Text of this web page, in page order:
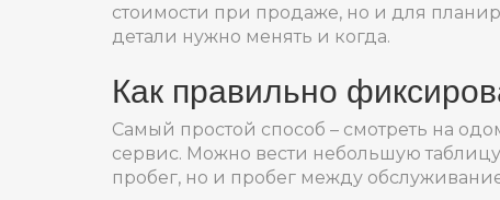
стоимости при продаже, но и для
детали нужно менять и когда.
Как правильно
Самый простой способ – смотреть на
сервис. Можно вести небольшую
пробег, но и пробег между